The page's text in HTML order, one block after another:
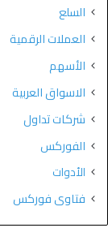
السلع
العملات الرقمية
الأسهم
الاسواق العربية
شركات تداول
الفوركس
الأدوات
فتاوى فوركس